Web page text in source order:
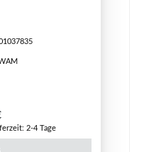
Preis:
2-4 Tage